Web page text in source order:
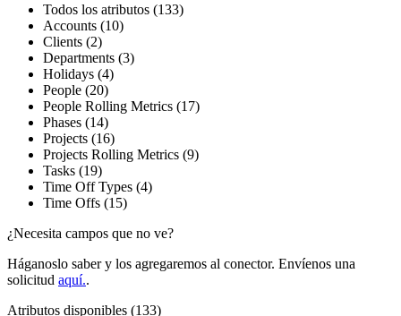
Todos los atributos (133)
Accounts (10)
Clients (2)
Departments (3)
Holidays (4)
People (20)
People Rolling Metrics (17)
Phases (14)
Projects (16)
Projects Rolling Metrics (9)
Tasks (19)
Time Off Types (4)
Time Offs (15)
¿Necesita campos que no ve?
Háganoslo saber y los agregaremos al conector. Envíenos una
solicitud aquí..
Atributos disponibles (133)